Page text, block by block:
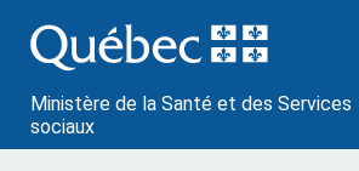
au
contenu
Ministère de la Santé et des Services
sociaux